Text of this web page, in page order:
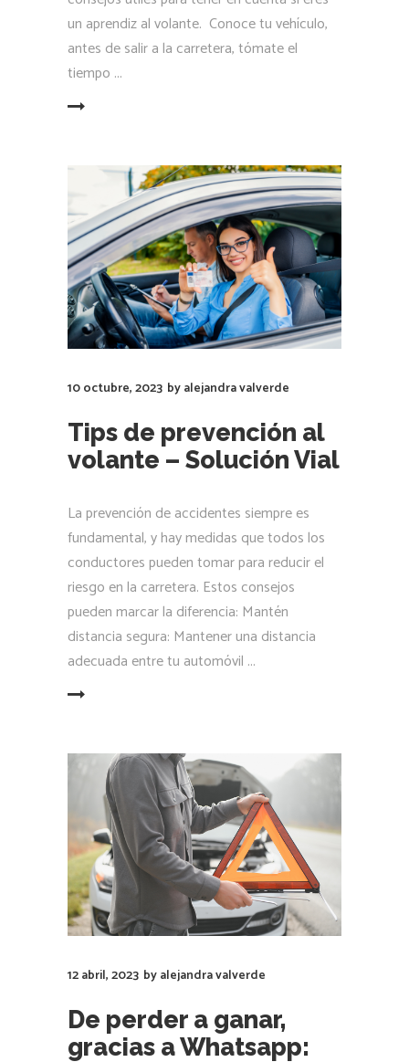
un aprendiz al volante. Conoce tu vehículo,
antes de salir a la carretera, tómate el
tiempo
10 octubre, 2023 byalejandra valverde
Tips de prevención al
volante – Solución Vial
La prevención de accidentes siempre es
fundamental, y hay medidas que todos los
conductores pueden tomar para reducir el
riesgo en la carretera. Estos consejos
pueden marcar la diferencia: Mantén
distancia segura: Mantener una distancia
adecuada entre tu automóvil
12 abril, 2023 byalejandra valverde
De perder a ganar,
gracias a Whatsapp: